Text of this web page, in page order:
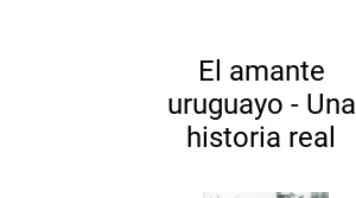
El amante
uruguayo - Una
historia real